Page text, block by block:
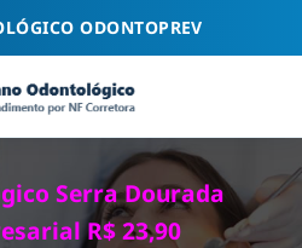
ODONTOPREV
Serra Dourada
R$ 23,90